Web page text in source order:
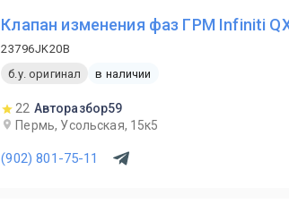
Клапан изменения фаз ГРМ Infiniti
23796JK20B
б.у. оригинал
в наличии
22 Авторазбор59
Пермь, Усольская, 15к5
(902) 801-75-11